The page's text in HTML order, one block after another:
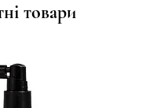
товари